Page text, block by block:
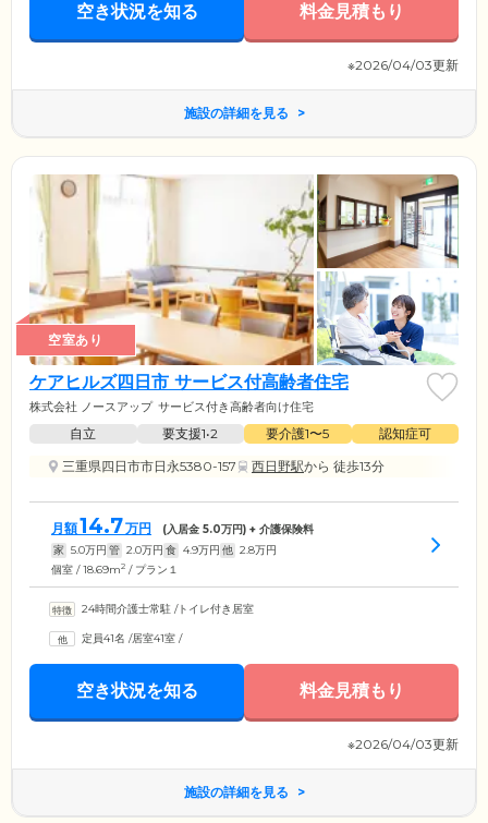
空き状況を知る 料金見積もり
※2026/04/03更新
施設の詳細を見る
空室あり
ケアヒルズ四日市 サービス付高齢者住宅
株式会社 ノースアップ サービス付き高齢者向け住宅
自立 要支援1•2 要介護1〜5
認知症可
三重県四日市市日永5380-157
西日野駅から 徒歩13分
月額14.7万円 (入居金 5.0万円) + 介護保険料
家 5.0万円 管 2.0万円 食 4.9万円 他 2.8万円
個室 / 18.69m2 / プラン１
24時間介護士常駐 /トイレ付き居室
定員41名 /居室41室 /
空き状況を知る 料金見積もり
※2026/04/03更新
施設の詳細を見る